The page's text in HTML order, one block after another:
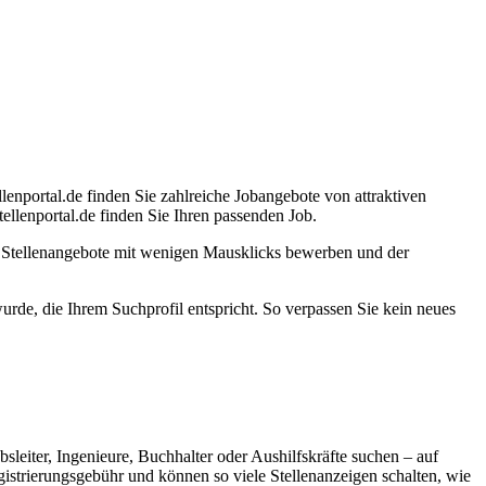
finden Sie zahlreiche Jobangebote von attraktiven
finden Sie Ihren passenden Job.
mit wenigen Mausklicks bewerben und der
die Ihrem Suchprofil entspricht. So verpassen Sie kein neues
Ingenieure, Buchhalter oder Aushilfskräfte suchen – auf
und können so viele Stellenanzeigen schalten, wie